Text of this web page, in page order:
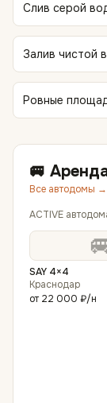
Слив серой
Залив чистой
Ровные
🚐
Все автодомы →
ACTIVE
SAY 4×4
Краснодар
от 22 000 ₽/н